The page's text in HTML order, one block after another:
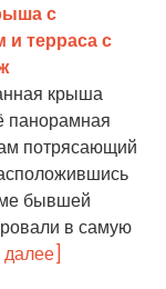
с
и терраса с
крыша
панорамная
потрясающий
бывшей
в самую
далее]